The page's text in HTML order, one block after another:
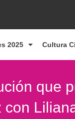
2025 Cultura
que